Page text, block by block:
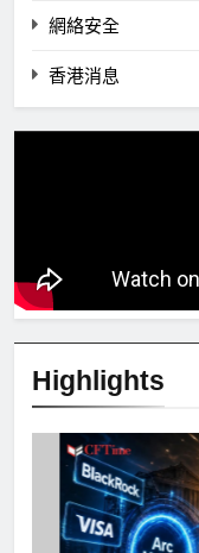
網絡安全
香港消息
Highlights